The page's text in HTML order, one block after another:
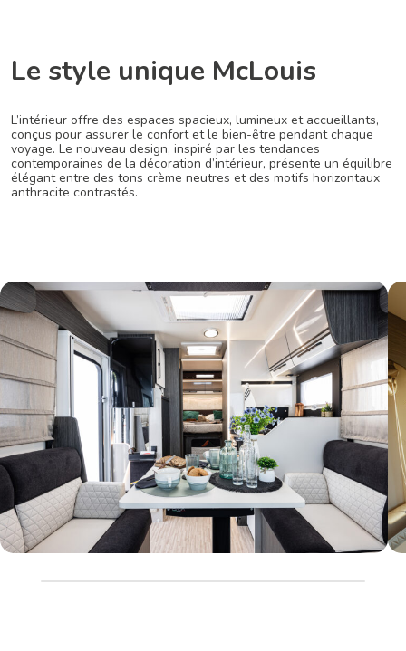
Le style unique McLouis
L’intérieur offre des espaces spacieux, lumineux et accueillants,
conçus pour assurer le confort et le bien-être pendant chaque
voyage. Le nouveau design, inspiré par les tendances
contemporaines de la décoration d’intérieur, présente un équilibre
élégant entre des tons crème neutres et des motifs horizontaux
anthracite contrastés.